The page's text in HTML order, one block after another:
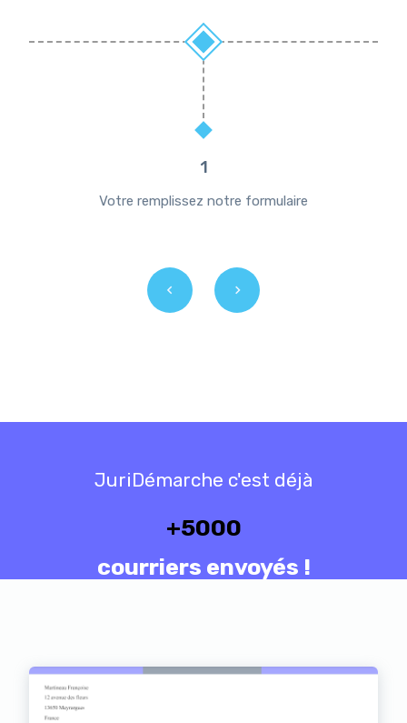
1
Votre remplissez notre formulaire
JuriDémarche c'est déjà
+5000
courriers envoyés !